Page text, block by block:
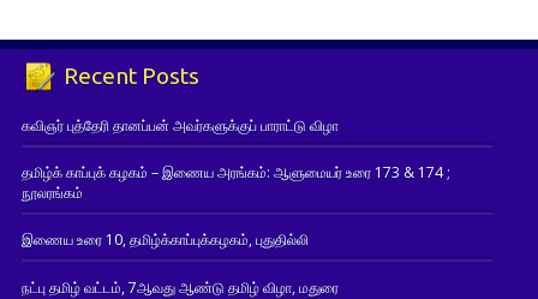
Recent Posts
கவிஞர் புத்தேரி தானப்பன் அவர்களுக்குப் பாராட்டு விழா
தமிழ்க் காப்புக் கழகம் – இணைய அரங்கம்: ஆளுமையர் உரை 173 & 174 ;
நூலரங்கம்
இணைய உரை 10, தமிழ்க்காப்புக்கழகம், புதுதில்லி
நட்பு தமிழ் வட்டம், 7ஆவது ஆண்டு தமிழ் விழா, மதுரை